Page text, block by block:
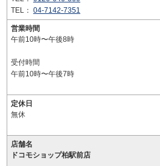
TEL： 04-7142-7351
営業時間
午前10時〜午後8時
受付時間
午前10時〜午後7時
定休日
無休
店舗名
ドコモショップ柏駅前店